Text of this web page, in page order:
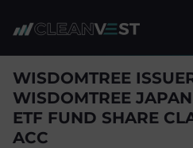
WISDOMTREE
WISDOMTREE
ETF FUND SHARE
ACC